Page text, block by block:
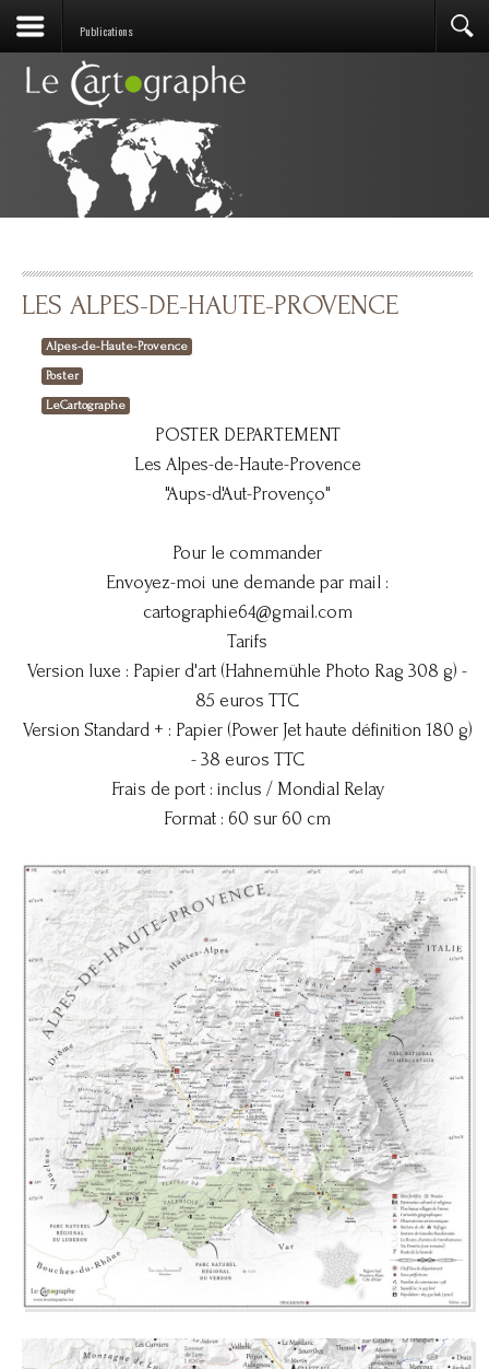
Publications
LES ALPES-DE-HAUTE-PROVENCE
Alpes-de-Haute-Provence
Poster
LeCartographe
POSTER DEPARTEMENT
Les Alpes-de-Haute-Provence
"Aups-d'Aut-Provenço"
Pour le commander
Envoyez-moi une demande par mail :
cartographie64@gmail.com
Tarifs
Version luxe : Papier d'art (Hahnemühle Photo Rag 308 g) -
85 euros TTC
Version Standard + : Papier (Power Jet haute définition 180 g)
- 38 euros TTC
Frais de port : inclus / Mondial Relay
Format : 60 sur 60 cm